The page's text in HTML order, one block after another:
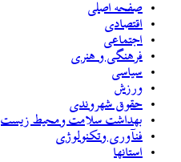
صفحه اصلی
اقتصادی
اجتماعی
فرهنگی و هنری
سیاسی
ورزش
حقوق شهروندی
بهداشت سلامت ومحیط زیست
فنآوری وتکنولوژی
استانها